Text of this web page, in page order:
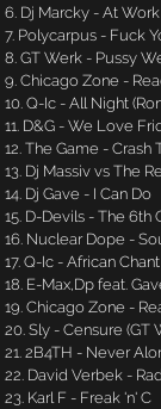
6. Dj Marcky - At
7. Polycarpus - Fuck
8. GT Werk - Pussy
9. Chicago Zone -
10. Q-Ic - All Night
11. D&G - We Love
12. The Game -
13. Dj Massiv vs The
14. Dj Gave - I Can Do
15. D-Devils - The 6th
16. Nuclear Dope -
17. Q-Ic - African
18. E-Max,Dp feat.
19. Chicago Zone -
20. Sly - Censure (GT
21. 2B4TH - Never
22. David Verbek -
23. Karl F - Freak 'n' C